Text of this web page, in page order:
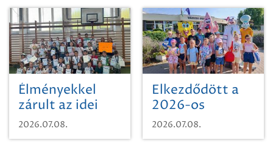
területének
vegyszeres
gyomirtásáról
Élményekkel
zárult az idei
sporttábor!
2026.07.08.
Elkezdődött a
2026-os
SpongyaBob
tábor!
2026.07.08.